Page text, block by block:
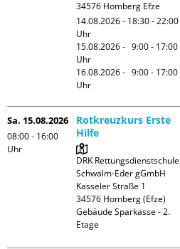
14.08.2026 - 18:30 - 22:00
Uhr
15.08.2026 -   9:00 - 17:00
Uhr
16.08.2026 -   9:00 - 17:00
Uhr
Sa. 15.08.2026
08:00 - 16:00
Uhr
Rotkreuzkurs Erste
Hilfe
DRK Rettungsdienstschule
Schwalm-Eder gGmbH
Kasseler Straße 1
34576 Homberg (Efze)
Gebäude Sparkasse - 2.
Etage